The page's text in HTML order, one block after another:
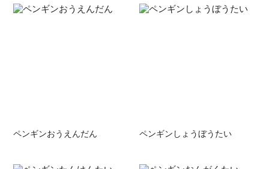
ペンギンおうえんだん ペンギンしょうぼうたい